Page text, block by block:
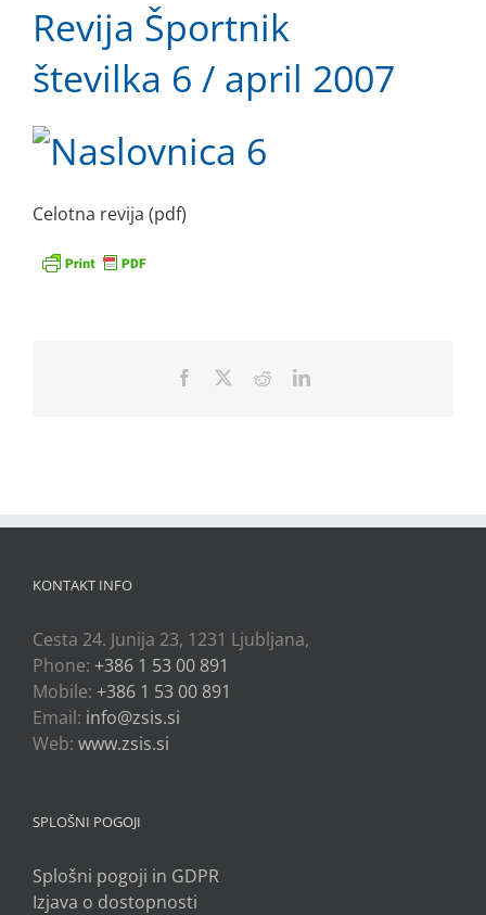
Revija Športnik
številka 6 / april 2007
Celotna revija (pdf)
Facebook RedditLinkedIn
KONTAKT INFO
Cesta 24. Junija 23, 1231 Ljubljana,
Phone: +386 1 53 00 891
Mobile: +386 1 53 00 891
Email: info@zsis.si
Web: www.zsis.si
SPLOŠNI POGOJI
Splošni pogoji in GDPR
Izjava o dostopnosti